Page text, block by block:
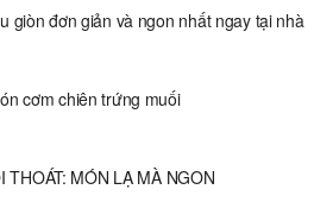
giòn đơn giản và ngon nhất ngay tại nhà
cơm chiên trứng muối
THOÁT: MÓN LẠ MÀ NGON